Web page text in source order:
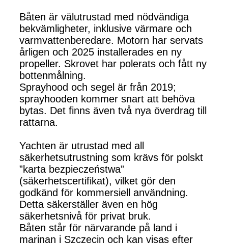
Båten är välutrustad med nödvändiga
bekvämligheter, inklusive värmare och
varmvattenberedare. Motorn har servats
årligen och 2025 installerades en ny
propeller. Skrovet har polerats och fått ny
bottenmålning.
Sprayhood och segel är från 2019;
sprayhooden kommer snart att behöva
bytas. Det finns även två nya överdrag till
rattarna.
Yachten är utrustad med all
säkerhetsutrustning som krävs för polskt
”karta bezpieczeństwa”
(säkerhetscertifikat), vilket gör den
godkänd för kommersiell användning.
Detta säkerställer även en hög
säkerhetsnivå för privat bruk.
Båten står för närvarande på land i
marinan i Szczecin och kan visas efter